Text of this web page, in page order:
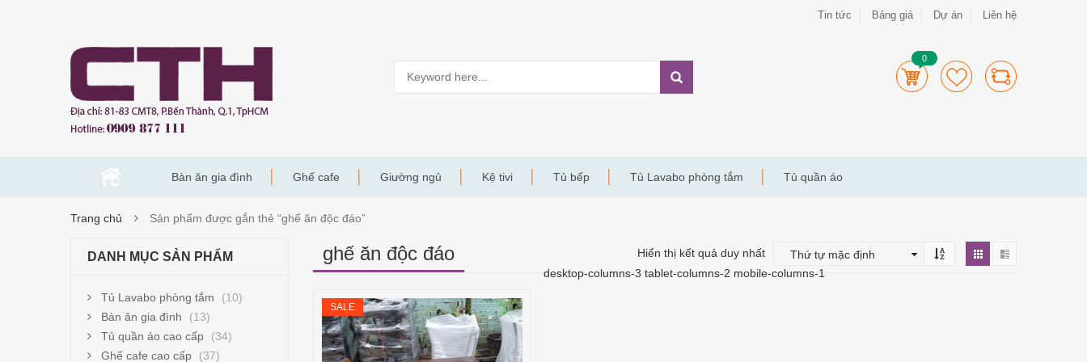
Tin tức Bảng giá Dự án Liên hệ
0
Bàn ăn gia đình Ghế cafe Giường ngủ Kệ tivi Tủ bếp Tủ Lavabo phòng tắm Tủ quần áo
Trang chủ Sản phẩm được gắn thẻ “ghế ăn độc đáo”
ghế ăn độc đáo
Hiển thị kết quả duy nhất
desktop-columns-3 tablet-columns-2 mobile-columns-1
SALE
DANH MỤC SẢN PHẨM
Tủ Lavabo phòng tắm
(10)
Bàn ăn gia đình
(13)
Tủ quần áo cao cấp
(34)
Ghế cafe cao cấp
(37)